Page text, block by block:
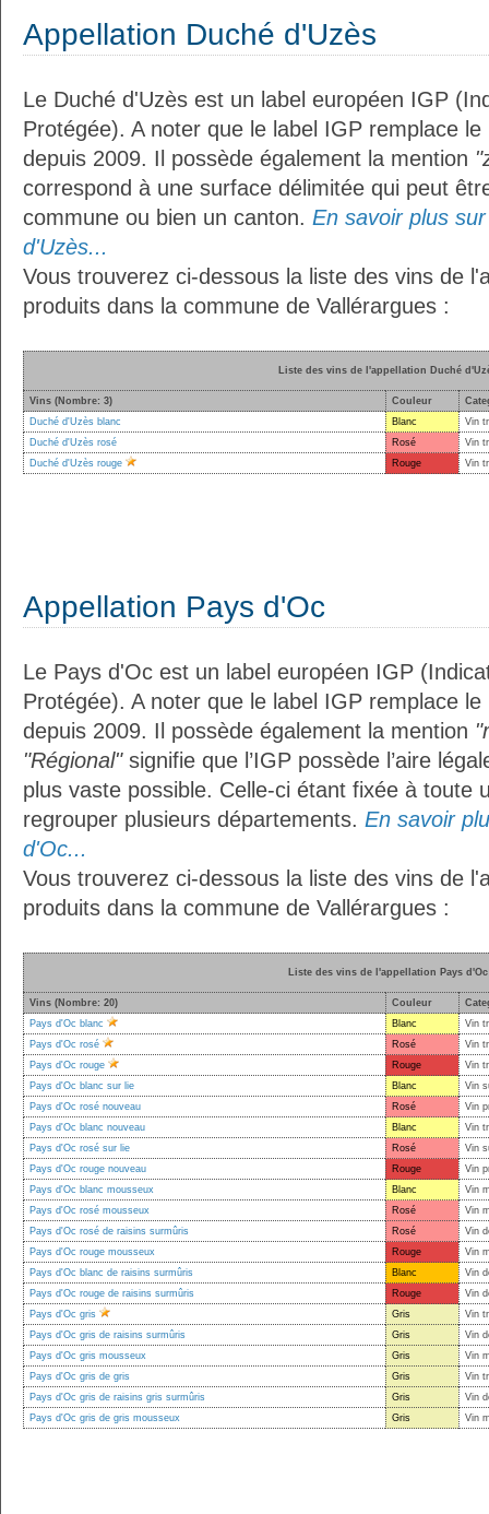
Appellation Duché d'Uzès
Le Duché d'Uzès est un label européen IGP
Protégée). A noter que le label IGP remplace
depuis 2009. Il possède également la mention
correspond à une surface délimitée qui peut
commune ou bien un canton. En savoir plus
d'Uzès...
Vous trouverez ci-dessous la liste des vins de
produits dans la commune de Vallérargues :
Liste des vins de l'appellation Duché
Vins (Nombre: 3) Couleur
Duché d'Uzès blanc
Blanc
Vin
Duché d'Uzès rosé
Rosé
Vin
Duché d'Uzès rouge
Rouge Vin
Appellation Pays d'Oc
Le Pays d'Oc est un label européen IGP
Protégée). A noter que le label IGP remplace
depuis 2009. Il possède également la mention
"Régional"signifie que l’IGP possède l’aire
plus vaste possible. Celle-ci étant fixée à toute
regrouper plusieurs départements. En savoir
d'Oc...
Vous trouverez ci-dessous la liste des vins de
produits dans la commune de Vallérargues :
Liste des vins de l'appellation Pays d'Oc
Vins (Nombre: 20) Couleur
Pays d'Oc blanc
Blanc
Vin
Pays d'Oc rosé
Rosé
Vin
Pays d'Oc rouge
Rouge
Vin
Pays d'Oc blanc sur lie
Blanc
Vin
Pays d'Oc rosé nouveau
Rosé
Vin
Pays d'Oc blanc nouveau
Blanc
Vin
Pays d'Oc rosé sur lie
Rosé
Vin
Pays d'Oc rouge nouveau
Rouge
Vin
Pays d'Oc blanc mousseux
Blanc
Vin
Pays d'Oc rosé mousseux
Rosé
Vin
Pays d'Oc rosé de raisins surmûris
Rosé
Vin
Pays d'Oc rouge mousseux
Rouge
Vin
Pays d'Oc blanc de raisins surmûris
Blanc
Vin
Pays d'Oc rouge de raisins surmûris
Rouge
Vin
Pays d'Oc gris
Gris
Vin
Pays d'Oc gris de raisins surmûris
Gris
Vin
Pays d'Oc gris mousseux
Gris
Vin
Pays d'Oc gris de gris
Gris
Vin
Pays d'Oc gris de raisins gris surmûris
Gris
Vin
Pays d'Oc gris de gris mousseux
Gris Vin